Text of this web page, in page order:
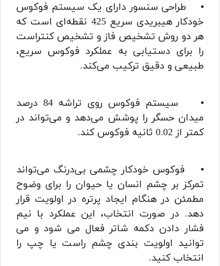
⦁ طراحی سنسور دارای یک سیستم فوکوس
خودکار هیبریدی سریع 425 نقطه‌ای است که
هر دو روش تشخیص فاز و تشخیص کنتراست
را برای دستیابی به عملکرد فوکوس سریع،
طبیعی و دقیق ترکیب می‌کند.
⦁ سیستم فوکوس روی تراشه 84 درصد
میدان حسگر را پوشش می‌دهد و می‌تواند در
کمتر از 0.02 ثانیه فوکوس کند.
⦁ فوکوس خودکار چشمی بی‌درنگ می‌تواند
تمرکز بر چشم انسان یا حیوان را برای وضوح
مطمئن در هنگام ایجاد پرتره در اولویت قرار
دهد. در صورت انتخاب، این عملکرد با نیم
فشار دادن دکمه شاتر فعال می شود و می
توانید اولویت بندی چشم راست یا چپ را
انتخاب کنید.